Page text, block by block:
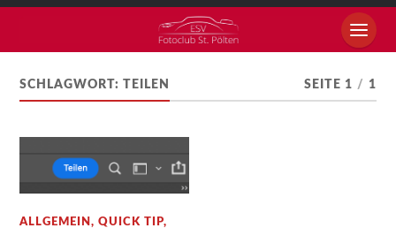
SCHLAGWORT: TEILEN SEITE 1 / 1
ALLGEMEIN,QUICK TIP,